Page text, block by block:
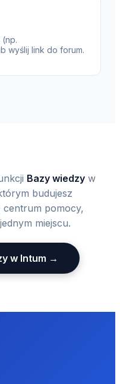
(np.
wyślij link do forum.
Bazy wiedzyw
budujesz
pomocy,
miejscu.
w Intum →